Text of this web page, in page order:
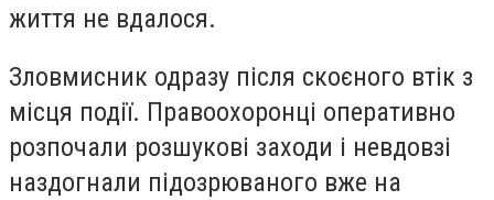
життя не вдалося.
Зловмисник одразу після скоєного втік з
місця події. Правоохоронці оперативно
розпочали розшукові заходи і невдовзі
наздогнали підозрюваного вже на